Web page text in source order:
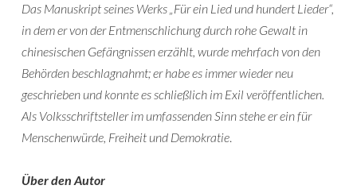
Das Manuskript seines Werks „Für ein Lied und hundert Lieder“,
in dem er von der Entmenschlichung durch rohe Gewalt in
chinesischen Gefängnissen erzählt, wurde mehrfach von den
Behörden beschlagnahmt; er habe es immer wieder neu
geschrieben und konnte es schließlich im Exil veröffentlichen.
Als Volksschriftsteller im umfassenden Sinn stehe er ein für
Menschenwürde, Freiheit und Demokratie.
Über den Autor